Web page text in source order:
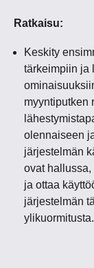
Ratkaisu:
Keskity
tärkeimpiin ja
myyntiputken
olennaiseen
järjestelmän
ovat
ja ottaa
järjestelmän
ylikuormitusta.